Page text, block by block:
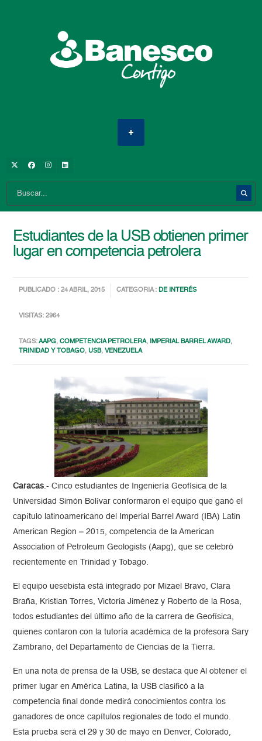
Estudiantes de la USB obtienen primer
lugar en competencia petrolera
PUBLICADO : 24 ABRIL, 2015 CATEGORIA :DE INTERÉS
VISITAS: 2964
TAGS:AAPG,COMPETENCIA PETROLERA, IMPERIAL BARREL AWARD,
TRINIDAD Y TOBAGO,USB,VENEZUELA
Caracas.- Cinco estudiantes de Ingeniería Geofísica de la
Universidad Simón Bolívar conformaron el equipo que ganó el
capítulo latinoamericano del Imperial Barrel Award (IBA) Latin
American Region – 2015, competencia de la American
Association of Petroleum Geologists (Aapg), que se celebró
recientemente en Trinidad y Tobago.
El equipo uesebista está integrado por Mizael Bravo, Clara
Braña, Kristian Torres, Victoria Jiménez y Roberto de la Rosa,
todos estudiantes del último año de la carrera de Geofísica,
quienes contaron con la tutoría académica de la profesora Sary
Zambrano, del Departamento de Ciencias de la Tierra.
En una nota de prensa de la USB, se destaca que Al obtener el
primer lugar en América Latina, la USB clasificó a la
competencia final donde medirá conocimientos contra los
ganadores de once capítulos regionales de todo el mundo.
Esta prueba será el 29 y 30 de mayo en Denver, Colorado,